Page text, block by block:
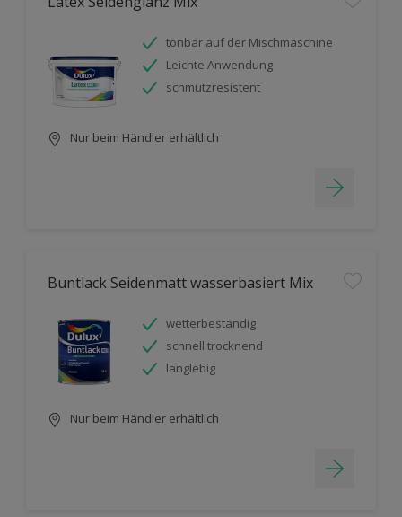
tönbar auf der Mischmaschine
Leichte Anwendung
schmutzresistent
Nur beim Händler erhältlich
Buntlack Seidenmatt wasserbasiert Mix
wetterbeständig
schnell trocknend
langlebig
Nur beim Händler erhältlich